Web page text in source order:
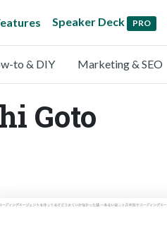
Speaker Deck PRO
to & DIY Marketing & SEO
Goto